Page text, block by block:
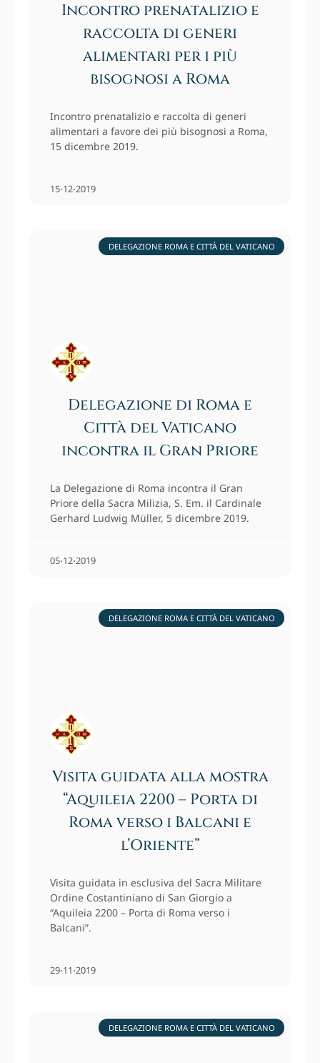
Incontro prenatalizio e
raccolta di generi
alimentari per i più
bisognosi a Roma
Incontro prenatalizio e raccolta di generi
alimentari a favore dei più bisognosi a Roma,
15 dicembre 2019.
15⋅12⋅2019
DELEGAZIONE ROMA E CITTÀ DEL VATICANO
Delegazione di Roma e
Città del Vaticano
incontra il Gran Priore
La Delegazione di Roma incontra il Gran
Priore della Sacra Milizia, S. Em. il Cardinale
Gerhard Ludwig Müller, 5 dicembre 2019.
05⋅12⋅2019
DELEGAZIONE ROMA E CITTÀ DEL VATICANO
Visita guidata alla mostra
“Aquileia 2200 – Porta di
Roma verso i Balcani e
l’Oriente”
Visita guidata in esclusiva del Sacra Militare
Ordine Costantiniano di San Giorgio a
“Aquileia 2200 – Porta di Roma verso i
Balcani”.
29⋅11⋅2019
DELEGAZIONE ROMA E CITTÀ DEL VATICANO